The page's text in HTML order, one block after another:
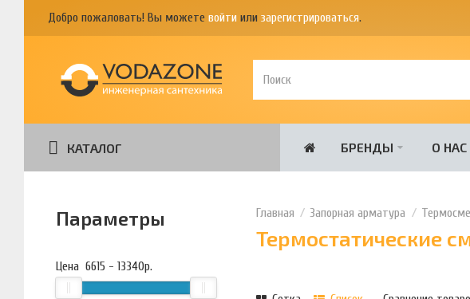
Добро пожаловать! Вы можете войти или зарегистрироваться.
КАТАЛОГ БРЕНДЫ О НАС
Запорная арматура
Термостатические
Параметры
Цена6615 -13340р.